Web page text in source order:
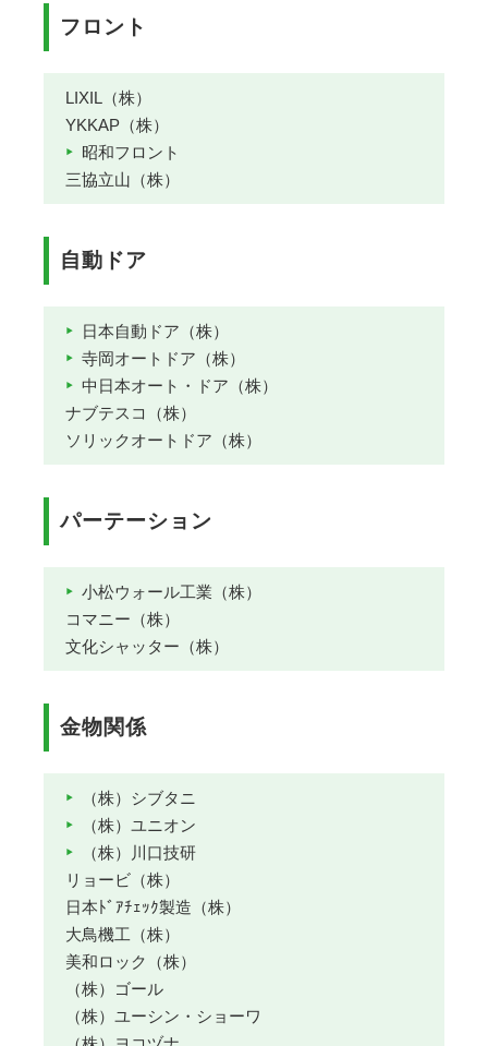
フロント
LIXIL（株）
YKKAP（株）
昭和フロント
三協立山（株）
自動ドア
日本自動ドア（株）
寺岡オートドア（株）
中日本オート・ドア（株）
ナブテスコ（株）
ソリックオートドア（株）
パーテーション
小松ウォール工業（株）
コマニー（株）
文化シャッター（株）
金物関係
（株）シブタニ
（株）ユニオン
（株）川口技研
リョービ（株）
日本ﾄﾞｱﾁｪｯｸ製造（株）
大鳥機工（株）
美和ロック（株）
（株）ゴール
（株）ユーシン・ショーワ